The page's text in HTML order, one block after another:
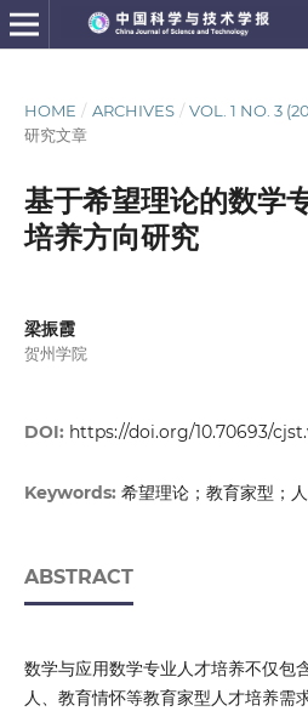
HOME / ARCHIVES / VOL. 1 NO. 3
研究文章
基于希望理论的数学
培养方向研究
梁振霞
贺州学院
DOI: https://doi.org/10.70693/
Keywords: 希望理论；教育家型；
ABSTRACT
数学与应用数学专业人才培养不仅包
人、教育情怀等教育家型人才培养需